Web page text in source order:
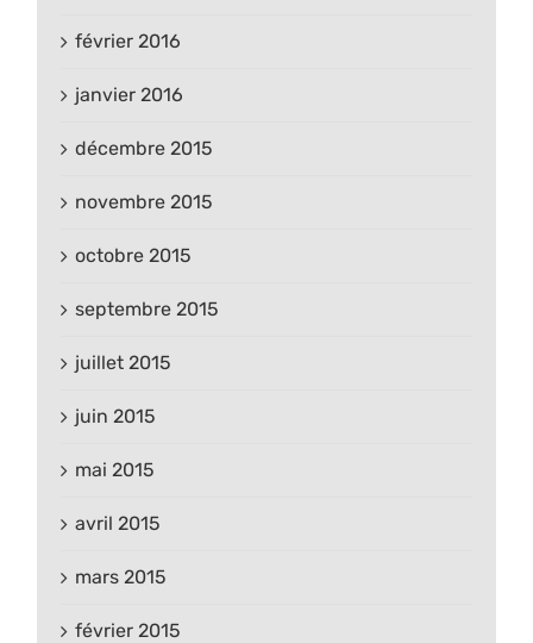
février 2016
janvier 2016
décembre 2015
novembre 2015
octobre 2015
septembre 2015
juillet 2015
juin 2015
mai 2015
avril 2015
mars 2015
février 2015